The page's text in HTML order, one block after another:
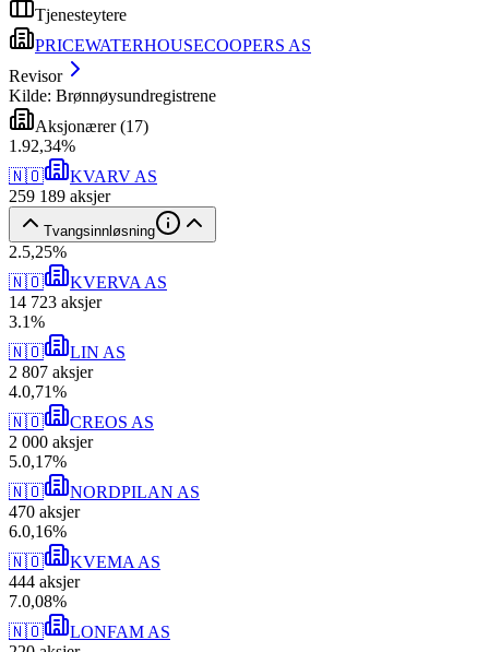
Tjenesteytere
PRICEWATERHOUSECOOPERS AS
Revisor
Kilde: Brønnøysundregistrene
Aksjonærer(17)
1 .92,34%
🇳🇴
KVARV AS
259 189 aksjer
Tvangsinnløsning
2.5,25%
🇳🇴
KVERVA AS
14 723 aksjer
3.1%
🇳🇴
LIN AS
2 807 aksjer
4.0,71%
🇳🇴
CREOS AS
2 000 aksjer
5.0,17%
🇳🇴
NORDPILAN AS
470 aksjer
6.0,16%
🇳🇴
KVEMA AS
444 aksjer
7.0,08%
🇳🇴
LONFAM AS